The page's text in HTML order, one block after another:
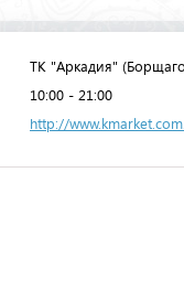
ТК "Аркадия"
10:00 - 21:00
http://